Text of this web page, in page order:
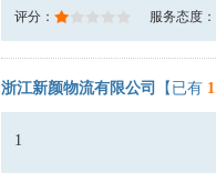
评分： 服务态度：
浙江新颜物流有限公司 【已有 1
1